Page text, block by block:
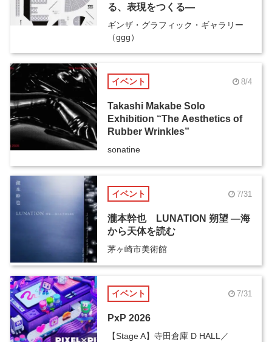
る、表現をつくる―
ギンザ・グラフィック・ギャラリー
（ggg）
イベント 8/4
Takashi Makabe Solo
Exhibition “The Aesthetics of
Rubber Wrinkles”
sonatine
イベント 7/31
瀧本幹也 LUNATION 朔望 ―海
から天体を読む
茅ヶ崎市美術館
イベント 7/31
PxP 2026
【Stage A】寺田倉庫 D HALL／